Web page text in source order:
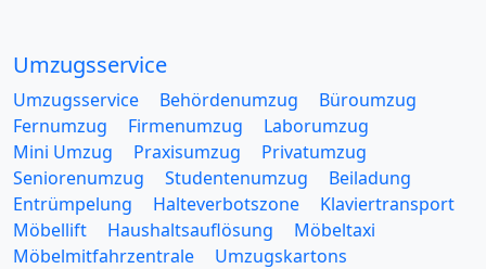
Umzugsservice
Umzugsservice Behördenumzug
Büroumzug
Fernumzug
Firmenumzug
Laborumzug
Mini Umzug
Praxisumzug
Privatumzug
Seniorenumzug
Studentenumzug
Beiladung
Entrümpelung
Halteverbotszone
Klaviertransport
Möbellift
Haushaltsauflösung
Möbeltaxi
Möbelmitfahrzentrale
Umzugskartons